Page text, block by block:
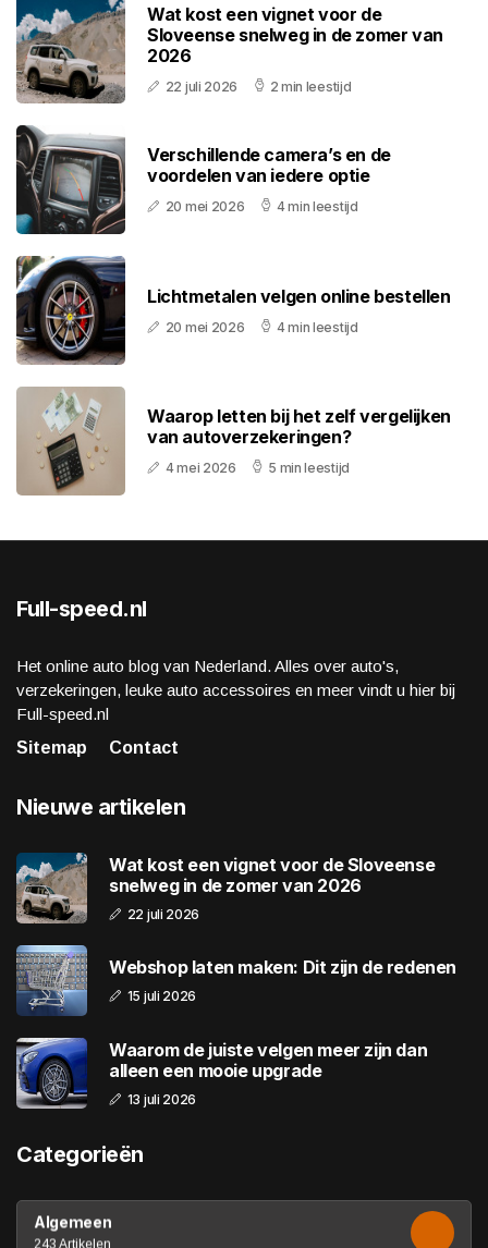
Wat kost een vignet voor de
Sloveense snelweg in de zomer van
2026
22 juli 2026 2 min leestijd
Verschillende camera’s en de
voordelen van iedere optie
20 mei 2026 4 min leestijd
Lichtmetalen velgen online bestellen
20 mei 2026 4 min leestijd
Waarop letten bij het zelf vergelijken
van autoverzekeringen?
4 mei 2026 5 min leestijd
Full-speed.nl
Het online auto blog van Nederland. Alles over auto's,
verzekeringen, leuke auto accessoires en meer vindt u hier bij
Full-speed.nl
Sitemap
Contact
Nieuwe artikelen
Wat kost een vignet voor de Sloveense
snelweg in de zomer van 2026
22 juli 2026
Webshop laten maken: Dit zijn de redenen
15 juli 2026
Waarom de juiste velgen meer zijn dan
alleen een mooie upgrade
13 juli 2026
Categorieën
Algemeen
243 Artikelen